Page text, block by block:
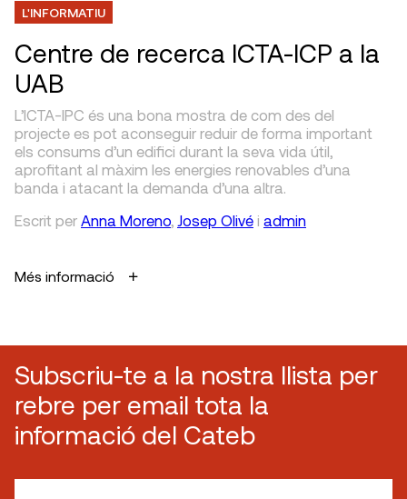
L'INFORMATIU
Centre de recerca ICTA-ICP a la
UAB
L’ICTA-IPC és una bona mostra de com des del
projecte es pot aconseguir reduir de forma important
els consums d’un edifici durant la seva vida útil,
aprofitant al màxim les energies renovables d’una
banda i atacant la demanda d’una altra.
Escrit per Anna Moreno, Josep Olivé i admin
Més informació
Subscriu-te a la nostra llista per
rebre per email tota la
informació del Cateb